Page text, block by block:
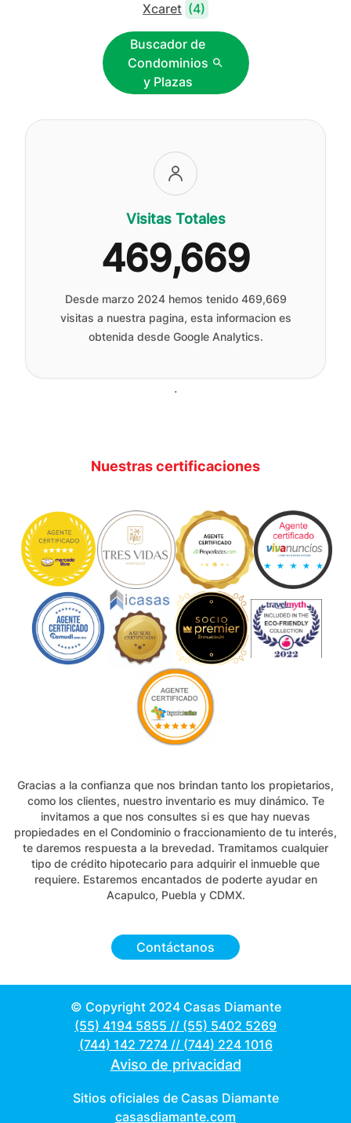
Xcaret (4)
Buscador de
Condominios
y Plazas
Visitas Totales
469,669
Desde marzo 2024 hemos tenido 469,669
visitas a nuestra pagina, esta informacion es
obtenida desde Google Analytics.
.
Nuestras certificaciones
Gracias a la confianza que nos brindan tanto los propietarios,
como los clientes, nuestro inventario es muy dinámico. Te
invitamos a que nos consultes si es que hay nuevas
propiedades en el Condominio o fraccionamiento de tu interés,
te daremos respuesta a la brevedad. Tramitamos cualquier
tipo de crédito hipotecario para adquirir el inmueble que
requiere. Estaremos encantados de poderte ayudar en
Acapulco, Puebla y CDMX.
Contáctanos
© Copyright 2024 Casas Diamante
(55) 4194 5855 // (55) 5402 5269
(744) 142 7274// (744) 224 1016
Aviso de privacidad
Sitios oficiales de Casas Diamante
casasdiamante.com